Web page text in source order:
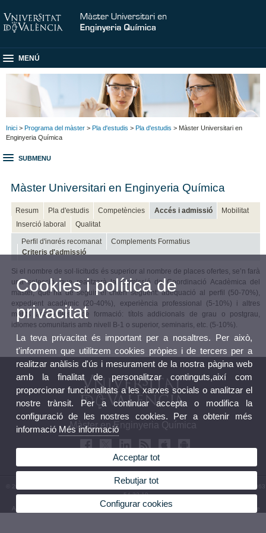
MENÚ
Inici > Programa del màster > Pla d'estudis > Pla d'estudis > Màster Universitari en
Enginyeria Química
SUBMENU
Màster Universitari en Enginyeria Química
Resum Pla d'estudis Competències Accés i admissió
Mobilitat
Inserció laboral
Qualitat
Perfil d'ingrés recomanat
Complements Formatius
Criteris d'admissió
Si el nombre de sol·licituds és superior al nombre de places ofertes, se’n farà
una selecció, que realitzarà la Comissió de Coordinació Acadèmica del
màster, que ha de seguir el criteri següent: adequació al perfil (50-70%),
expedient acadèmic (20-40%), experiència professional (5-10%) i altres
mèrits acadèmics i de formació: títols addicionals de grau o postgrau,
idiomes comunitaris amb nivell B-1 o superior, seminaris, etc. (5-10%).
Màster en Enginyeria Química
© 2026 UV. - Avinguda de la Universitat s/n 46100 Burjassot. València. Espanya. Tel (+34) 963
54 32 10
Avís legal Política privacitat|Cookies|Transparència Bústia de Contacte
Cookies i política de
privacitat
La teva privacitat és important per a nosaltres. Per això,
t'informem que utilitzem cookies pròpies i de tercers per a
realitzar anàlisis d'ús i mesurament de la nostra pàgina web
amb la finalitat de personalitzar continguts,així com
proporcionar funcionalitats a les xarxes socials o analitzar el
nostre trànsit. Per a continuar accepta o modifica la
configuració de les nostres cookies. Per a obtenir més
informació Més informació
Acceptar tot
Rebutjar tot
Configurar cookies